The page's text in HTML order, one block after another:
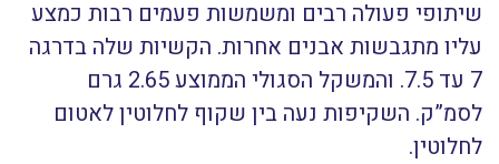
שיתופי פעולה רבים ומשמשות פעמים רבות כמצע
עליו מתגבשות אבנים אחרות. הקשיות שלה בדרגה
7 עד 7.5. והמשקל הסגולי הממוצע 2.65 גרם
לסמ”ק. השקיפות נעה בין שקוף לחלוטין לאטום
לחלוטין.